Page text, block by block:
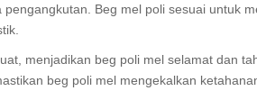
Beg mel poli sesuai untuk
menjadikan beg poli mel selamat dan
beg poli mel mengekalkan